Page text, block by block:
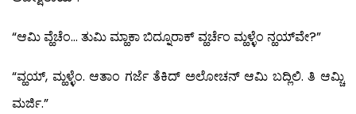
“ಆಮಿ ವ್ಹೆಚೆಂ… ತುಮಿ ಮ್ಹಾಕಾ ಬಿದ್ನೂರಾಕ್ ವ್ಹರ್ಚೆಂ ಮ್ಹಳ್ಳೆಂ ನ್ಹಯ್‍ವೇ?”
“ವ್ಹಯ್, ಮ್ಹಳ್ಳೆಂ. ಆತಾಂ ಗರ್ಜೆ ತೆಕಿದ್ ಅಲೋಚನ್ ಆಮಿ ಬದ್ಲಿಲಿ. ತಿ ಆಮ್ಚಿ
ಮರ್ಜಿ.”